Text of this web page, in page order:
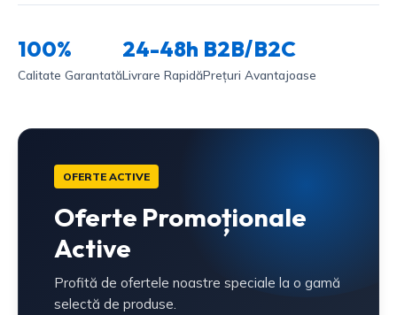
100%
Calitate Garantată
24-48h
Livrare Rapidă
B2B/B2C
Prețuri Avantajoase
OFERTE ACTIVE
Oferte Promoționale
Active
Profită de ofertele noastre speciale la o gamă
selectă de produse.